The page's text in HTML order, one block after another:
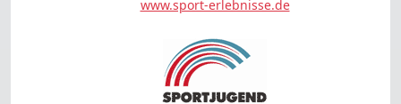
www.sport-erlebnisse.de